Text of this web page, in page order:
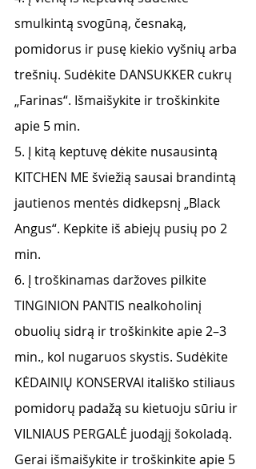
smulkintą svogūną, česnaką,
pomidorus ir pusę kiekio vyšnių arba
trešnių. Sudėkite DANSUKKER cukrų
„Farinas“. Išmaišykite ir troškinkite
apie 5 min.
5. Į kitą keptuvę dėkite nusausintą
KITCHEN ME šviežią sausai brandintą
jautienos mentės didkepsnį „Black
Angus“. Kepkite iš abiejų pusių po 2
min.
6. Į troškinamas daržoves pilkite
TINGINION PANTIS nealkoholinį
obuolių sidrą ir troškinkite apie 2–3
min., kol nugaruos skystis. Sudėkite
KĖDAINIŲ KONSERVAI itališko stiliaus
pomidorų padažą su kietuoju sūriu ir
VILNIAUS PERGALĖ juodąjį šokoladą.
Gerai išmaišykite ir troškinkite apie 5